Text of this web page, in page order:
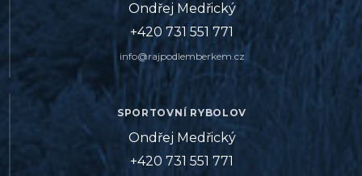
Ondřej Medřický
+420 731 551 771
info@rajpodlemberkem.cz
SPORTOVNÍ RYBOLOV
Ondřej Medřický
+420 731 551 771